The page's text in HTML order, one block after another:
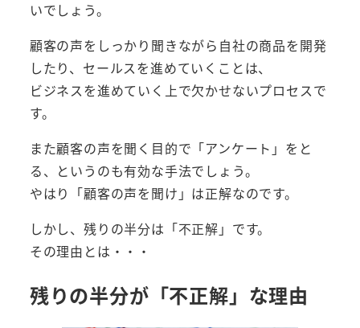
いでしょう。
顧客の声をしっかり聞きながら自社の商品を開発
したり、セールスを進めていくことは、
ビジネスを進めていく上で欠かせないプロセスで
す。
また顧客の声を聞く目的で「アンケート」をと
る、というのも有効な手法でしょう。
やはり「顧客の声を聞け」は正解なのです。
しかし、残りの半分は「不正解」です。
その理由とは・・・
残りの半分が「不正解」な理由